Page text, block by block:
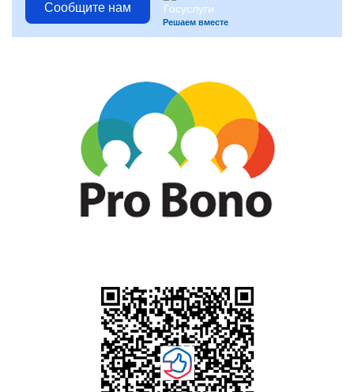
Сообщите нам
Решаем вместе